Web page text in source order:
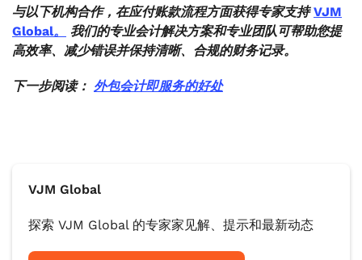
与以下机构合作，在应付账款流程方面获得专家支持VJM
Global。
我们的专业会计解决方案和专业团队可帮助您提
高效率、减少错误并保持清晰、合规的财务记录。
下一步阅读： 外包会计即服务的好处
VJM Global
探索 VJM Global 的专家家见解、提示和最新动态